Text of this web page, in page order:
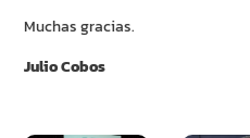
Muchas gracias.
Julio Cobos